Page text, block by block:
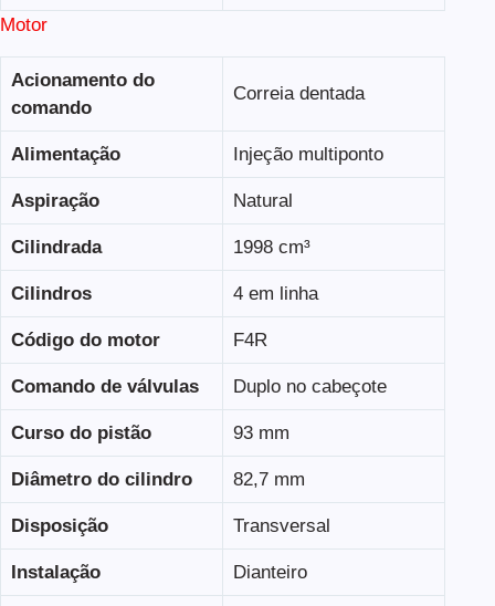
Motor
Acionamento do
comando
Correia dentada
Alimentação Injeção multiponto
Aspiração Natural
Cilindrada 1998 cm³
Cilindros 4 em linha
Código do motor F4R
Comando de válvulas Duplo no cabeçote
Curso do pistão 93 mm
Diâmetro do cilindro 82,7 mm
Disposição Transversal
Instalação Dianteiro